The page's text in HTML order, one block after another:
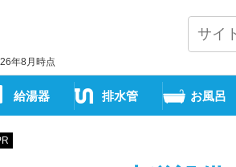
年8月時点
給湯器 排水管 お風呂